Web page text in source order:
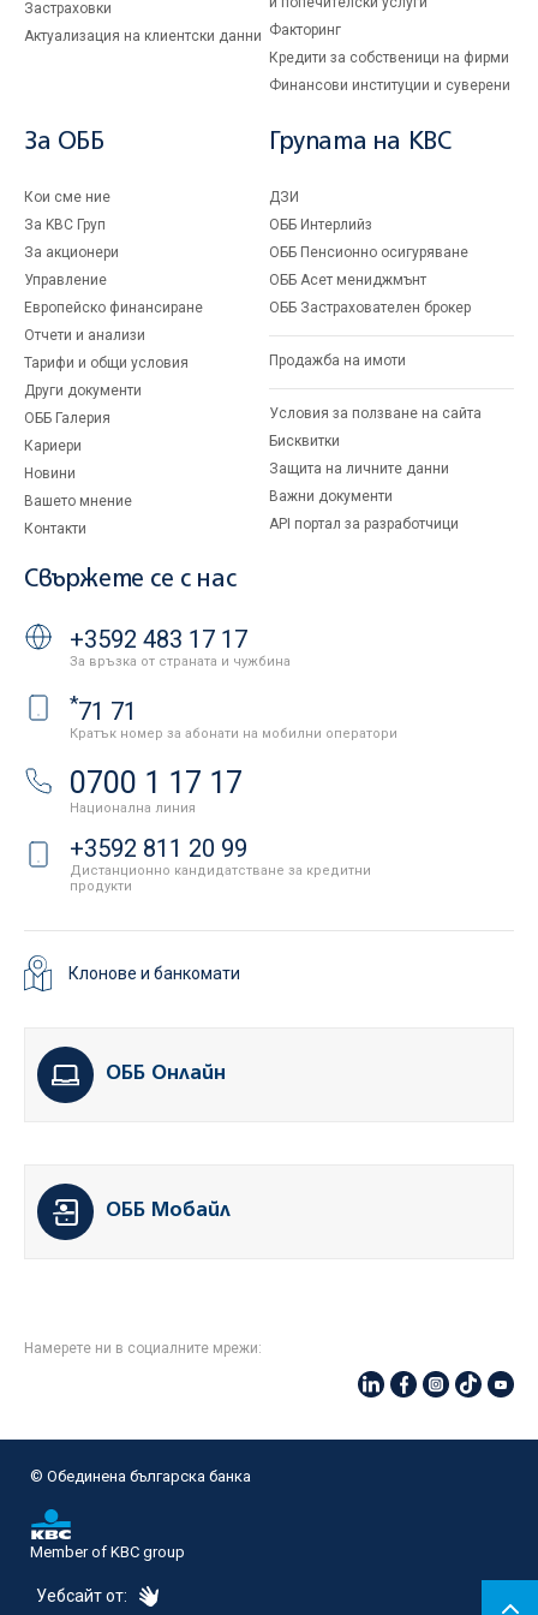
Застраховки
Актуализация на клиентски данни Факторинг
Кредити за собственици на фирми
Финансови институции и суверени
За ОББ
Кои сме ние
За KBC Груп
За акционери
Управление
Европейско финансиране
Отчети и анализи
Тарифи и общи условия
Други документи
ОББ Галерия
Кариери
Новини
Вашето мнение
Контакти
Групата на KBC
ДЗИ
ОББ Интерлийз
ОББ Пенсионно осигуряване
ОББ Асет мениджмънт
ОББ Застрахователен брокер
Продажба на имоти
Условия за ползване на сайта
Бисквитки
Защита на личните данни
Важни документи
API портал за разработчици
Свържете се с нас
+3592 483 17 17
За връзка от страната и чужбина
*71 71
Кратък номер за абонати на мобилни оператори
0700 1 17 17
Национална линия
+3592 811 20 99
Дистанционно кандидатстване за кредитни
продукти
Клонове и банкомати
ОББ Онлайн
ОББ Мобайл
Намерете ни в социалните мрежи:
© Oбединена българска банка
Member of KBC group
Уебсайт от: eDesign